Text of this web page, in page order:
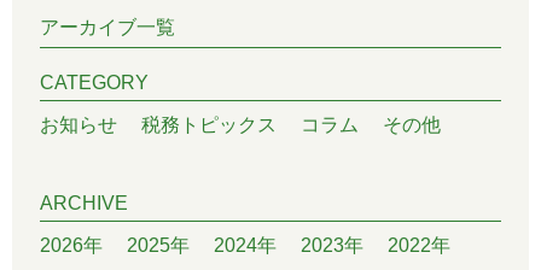
アーカイブ一覧
CATEGORY
お知らせ 税務トピックス コラム その他
ARCHIVE
2026年 2025年 2024年 2023年
2022年